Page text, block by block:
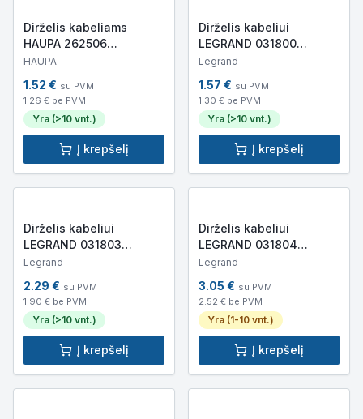
Dirželis kabeliams
HAUPA 262506
(203x2.5mm, baltas,
HAUPA
1.52 € su PVM
1.26 € be PVM
Yra (>10 vnt.)
Į krepšelį
Dirželis kabeliui
LEGRAND 031800
95x2.4mm (juodas)
Legrand
1.57 € su PVM
1.30 € be PVM
Yra (>10 vnt.)
Į krepšelį
Dirželis kabeliui
LEGRAND 031803
140x3.5mm (juodas)
Legrand
2.29 € su PVM
1.90 € be PVM
Yra (>10 vnt.)
Į krepšelį
Dirželis kabeliui
LEGRAND 031804
180x3.5mm (juodas)
Legrand
3.05 € su PVM
2.52 € be PVM
Yra (1-10 vnt.)
Į krepšelį